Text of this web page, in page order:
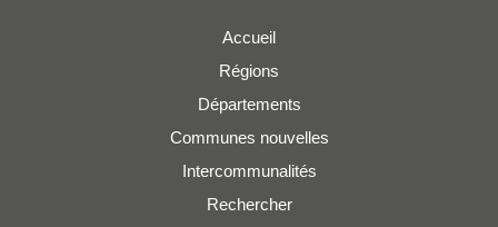
Accueil
Régions
Départements
Communes nouvelles
Intercommunalités
Rechercher